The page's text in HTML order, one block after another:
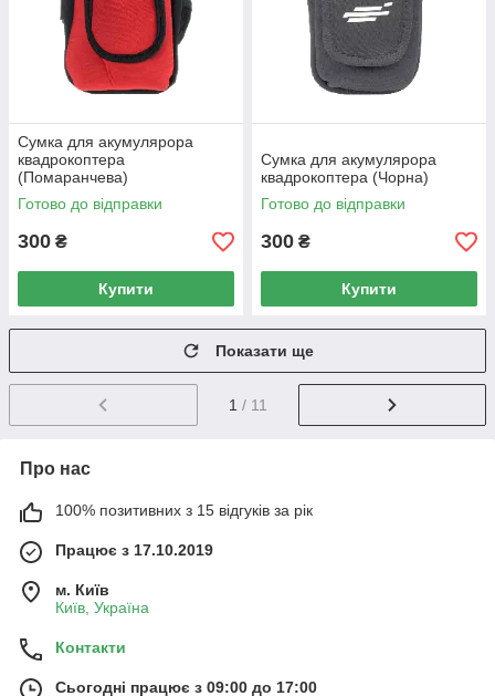
Сумка для акумулярора
квадрокоптера
(Помаранчева)
Готово до відправки
300 ₴
Купити
Сумка для акумулярора
квадрокоптера (Чорна)
Готово до відправки
300 ₴
Купити
Показати ще
1 / 11
Про нас
100% позитивних з 15 відгуків за рік
Працює з 17.10.2019
м. Київ
Київ, Україна
Контакти
Сьогодні працює з 09:00 до 17:00